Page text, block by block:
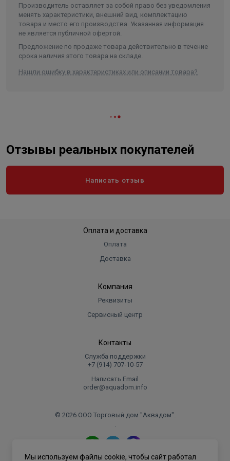
• Долговечность: устойчивость к коррозии
обеспечивает длительный срок службы
• Создание разветвлений в системах водоснабжения
• Подключение дополнительных линий в
качественное соединение труб с помощью AQUATTRO!
Производитель оставляет за собой право без уведомления
менять характеристики, внешний вид, комплектацию
товара и место его производства. Указанная информация
не является публичной офертой.
Предложение по продаже товара действительно в течение
срока наличия этого товара на складе.
Нашли ошибку в характеристиках или описании товара?
Отзывы реальных покупателей
Написать отзыв
Оплата и доставка
Оплата
Доставка
Компания
Реквизиты
Сервисный центр
Контакты
Служба поддержки
+7 (914) 707‑10‑57
Написать Email
order@aquadom.info
© 2026 ООО Торговый дом "Аквадом".
.
Мы используем файлы cookie, чтобы сайт работал